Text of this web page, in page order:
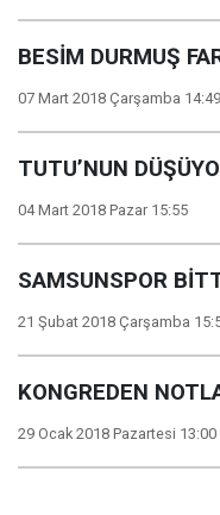
BESİM DURMUŞ
07 Mart 2018 Çarşamba 14:49
TUTU’NUN
04 Mart 2018 Pazar 15:55
SAMSUNSPOR
21 Şubat 2018 Çarşamba
KONGREDEN
29 Ocak 2018 Pazartesi 13:00